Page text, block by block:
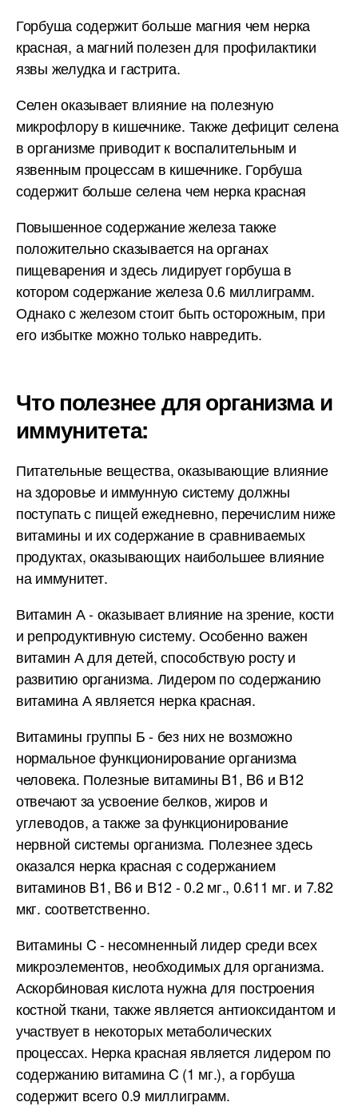
Горбуша содержит больше магния чем нерка
красная, а магний полезен для профилактики
язвы желудка и гастрита.
Селен оказывает влияние на полезную
микрофлору в кишечнике. Также дефицит селена
в организме приводит к воспалительным и
язвенным процессам в кишечнике. Горбуша
содержит больше селена чем нерка красная
Повышенное содержание железа также
положительно сказывается на органах
пищеварения и здесь лидирует горбуша в
котором содержание железа 0.6 миллиграмм.
Однако с железом стоит быть осторожным, при
его избытке можно только навредить.
Что полезнее для организма и
иммунитета:
Питательные вещества, оказывающие влияние
на здоровье и иммунную систему должны
поступать с пищей ежедневно, перечислим ниже
витамины и их содержание в сравниваемых
продуктах, оказывающих наибольшее влияние
на иммунитет.
Витамин А - оказывает влияние на зрение, кости
и репродуктивную систему. Особенно важен
витамин А для детей, способствую росту и
развитию организма. Лидером по содержанию
витамина А является нерка красная.
Витамины группы Б - без них не возможно
нормальное функционирование организма
человека. Полезные витамины B1, B6 и B12
отвечают за усвоение белков, жиров и
углеводов, а также за функционирование
нервной системы организма. Полезнее здесь
оказался нерка красная с содержанием
витаминов B1, B6 и B12 - 0.2 мг., 0.611 мг. и 7.82
мкг. соответственно.
Витамины C - несомненный лидер среди всех
микроэлементов, необходимых для организма.
Аскорбиновая кислота нужна для построения
костной ткани, также является антиоксидантом и
участвует в некоторых метаболических
процессах. Нерка красная является лидером по
содержанию витамина C (1 мг.), а горбуша
содержит всего 0.9 миллиграмм.